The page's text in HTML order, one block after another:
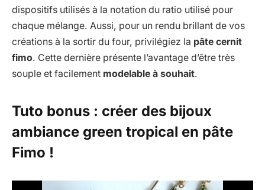
dispositifs utilisés à la notation du ratio utilisé pour
chaque mélange. Aussi, pour un rendu brillant de vos
créations à la sortir du four, privilégiez la pâte cernit
fimo. Cette dernière présente l’avantage d’être très
souple et facilement modelable à souhait.
Tuto bonus : créer des bijoux
ambiance green tropical en pâte
Fimo !